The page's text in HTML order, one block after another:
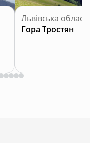
Львівська
Гора Тростян